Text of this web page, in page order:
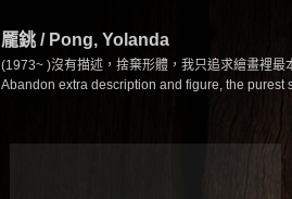
龎銚 / Pong, Yolanda
(1973~ )沒有描述，捨棄形體，我只追求繪畫裡最
Abandon extra description and figure, the purest